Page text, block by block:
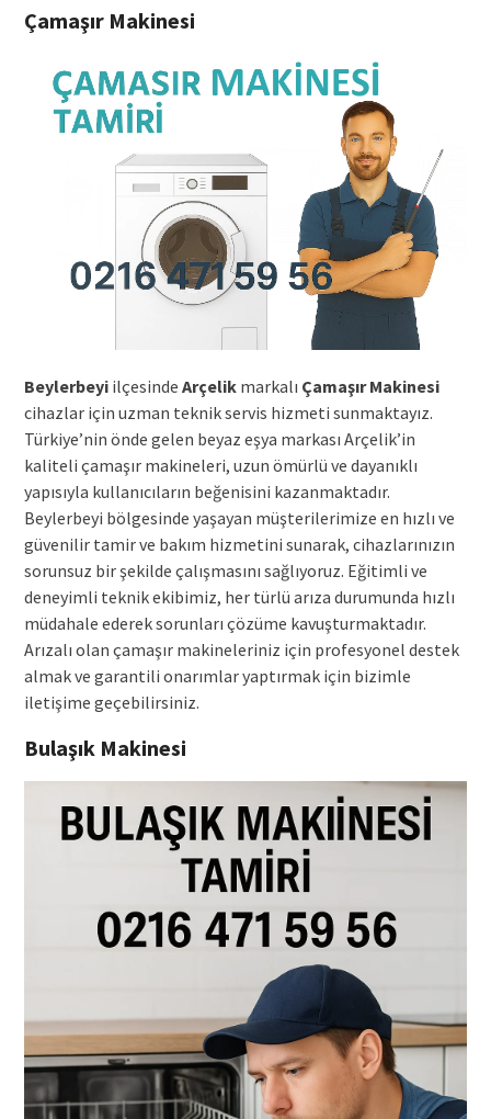
Çamaşır Makinesi
Beylerbeyiilçesinde Arçelikmarkalı Çamaşır Makinesi
cihazlar için uzman teknik servis hizmeti sunmaktayız.
Türkiye’nin önde gelen beyaz eşya markası Arçelik’in
kaliteli çamaşır makineleri, uzun ömürlü ve dayanıklı
yapısıyla kullanıcıların beğenisini kazanmaktadır.
Beylerbeyi bölgesinde yaşayan müşterilerimize en hızlı ve
güvenilir tamir ve bakım hizmetini sunarak, cihazlarınızın
sorunsuz bir şekilde çalışmasını sağlıyoruz. Eğitimli ve
deneyimli teknik ekibimiz, her türlü arıza durumunda hızlı
müdahale ederek sorunları çözüme kavuşturmaktadır.
Arızalı olan çamaşır makineleriniz için profesyonel destek
almak ve garantili onarımlar yaptırmak için bizimle
iletişime geçebilirsiniz.
Bulaşık Makinesi